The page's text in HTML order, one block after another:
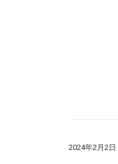
2024年2月2日